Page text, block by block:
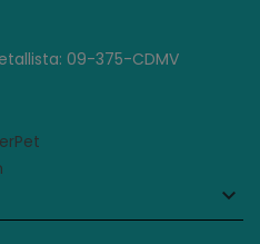
09-375-CDMV
keyboard_arrow_down